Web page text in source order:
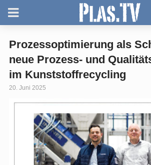
Prozessoptimierung als
neue Prozess- und
im Kunststoffrecycling
20. Juni 2025